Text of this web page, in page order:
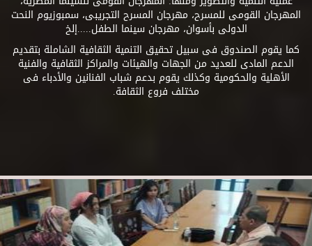
المهرجان القومى للمسرح، مهرجان المسرح التجريبى، سمبوزيوم النحت
الدولى بأسوان، مهرجان سينما الطفل.....إلخ
كما يقوم الصندوق فى سبيل تحقيق التنمية الثقافية الشاملة بتقديم
الدعم المادى للعديد من الجهات والهيئات والمراكز الثقافية والفنية
الأهلية والحكومية وكذلك يقوم بدعم شباب الفنانين والأدباء فى
مختلف فروع الثقافة.